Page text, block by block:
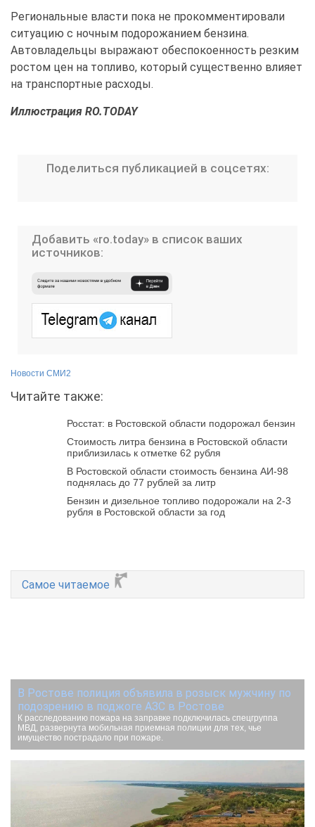
Региональные власти пока не прокомментировали
ситуацию с ночным подорожанием бензина.
Автовладельцы выражают обеспокоенность резким
ростом цен на топливо, который существенно влияет
на транспортные расходы.
Иллюстрация RO.TODAY
Поделиться публикацией в соцсетях:
Добавить «ro.today» в список ваших
источников:
Новости СМИ2
Читайте также:
Росстат: в Ростовской области подорожал бензин
Стоимость литра бензина в Ростовской области
приблизилась к отметке 62 рубля
В Ростовской области стоимость бензина АИ-98
поднялась до 77 рублей за литр
Бензин и дизельное топливо подорожали на 2-3
рубля в Ростовской области за год
Самое читаемое
В Ростове полиция объявила в розыск мужчину по
подозрению в поджоге АЗС в Ростове
К расследованию пожара на заправке подключилась спецгруппа
МВД, развернута мобильная приемная полиции для тех, чье
имущество пострадало при пожаре.